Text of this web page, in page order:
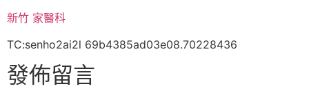
新竹 家醫科
TC:senho2ai2l 69b4385ad03e08.70228436
發佈留言